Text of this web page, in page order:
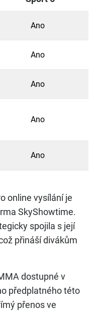
Ano
Ano
Ano
Ano
Ano
online vysílání je
SkyShowtime.
spojila s její
přináší divákům
dostupné v
předplatného této
přenos ve